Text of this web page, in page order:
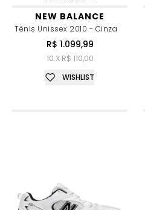
NEW BALANCE
Tênis Unissex 2010 - Cinza
R$ 1.099,99
10 X R$ 110,00
WISHLIST